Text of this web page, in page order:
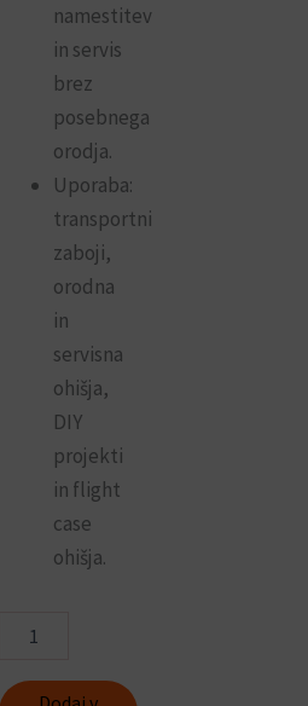
namestitev
in servis
brez
posebnega
orodja.
Uporaba:
transportni
zaboji,
orodna
in
servisna
ohišja,
DIY
projekti
in flight
case
ohišja.
vgrezni
za